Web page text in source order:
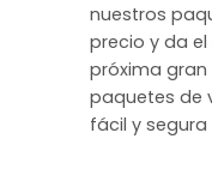
nuestros
precio y da
próxima gran
paquetes de
fácil y segura